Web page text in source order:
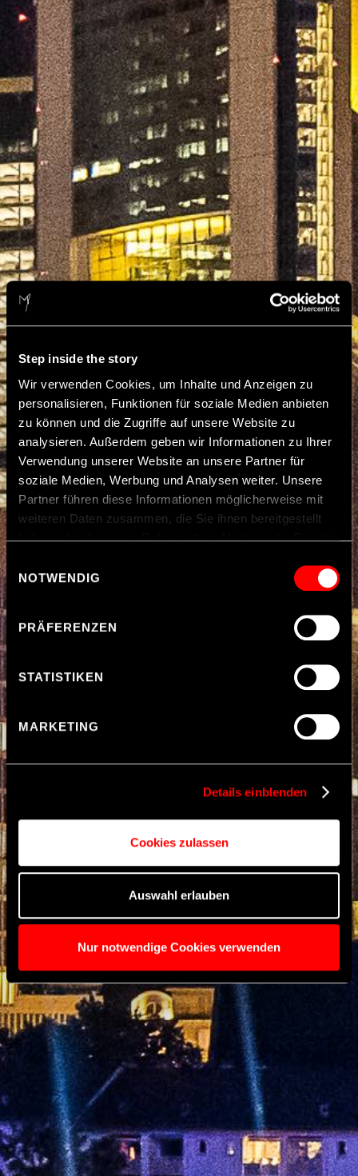
Step inside the story
Wir verwenden Cookies, um Inhalte und Anzeigen zu
personalisieren, Funktionen für soziale Medien anbieten
zu können und die Zugriffe auf unsere Website zu
analysieren. Außerdem geben wir Informationen zu Ihrer
Verwendung unserer Website an unsere Partner für
soziale Medien, Werbung und Analysen weiter. Unsere
Partner führen diese Informationen möglicherweise mit
weiteren Daten zusammen, die Sie ihnen bereitgestellt
haben oder die sie im Rahmen Ihrer Nutzung der Dienste
: Indem Sie
Cookies auf unseren Webseiten zulassen, willigen Sie
zugleich gem. Art. 49 Abs. 1 S. 1 Buchst. a DSGVO ein,
werden. Die USA werden vom Europäischen Gerichtshof
besteht insbesondere das Risiko, dass Ihre Daten durch
Rechtsbehelfsmöglichkeiten, verarbeitet werden können.
Einwilligungsauswahl
NOTWENDIG
PRÄFERENZEN
STATISTIKEN
MARKETING
Details einblenden
Cookies zulassen
Auswahl erlauben
Nur notwendige Cookies verwenden